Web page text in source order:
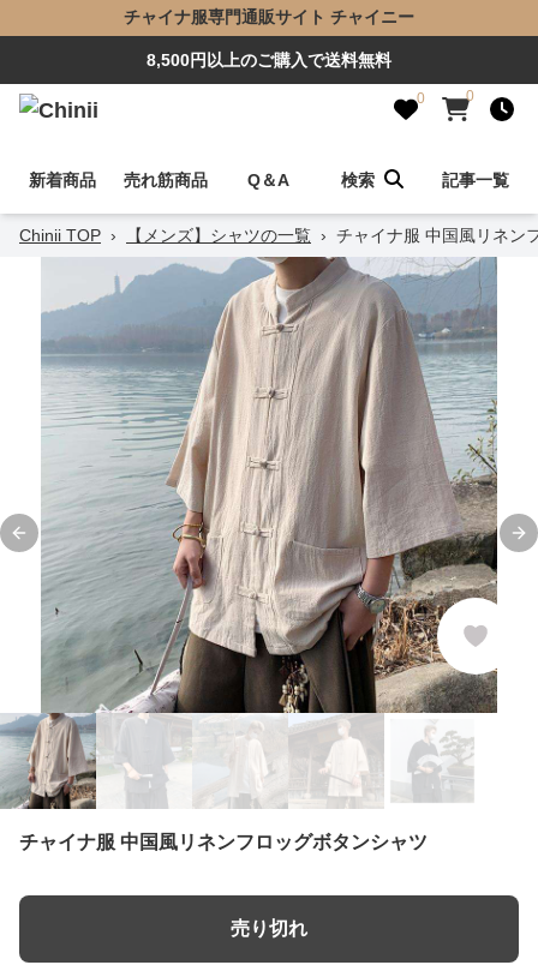
チャイナ服専門通販サイト チャイニー
8,500円以上のご購入で送料無料
0 0
新着商品 売れ筋商品 Q＆A 検索 記事一覧
Chinii TOP › 【メンズ】シャツの一覧 › チャイナ服 中国風リネン
Previous slide
チャイナ服 中国風リネンフロッグボタンシャツ
売り切れ